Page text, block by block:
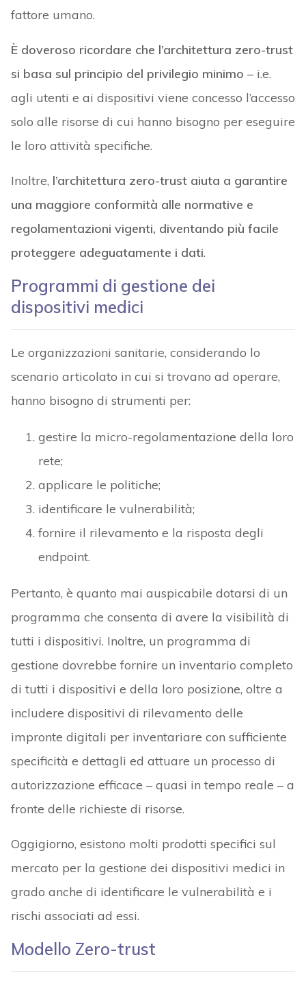
Inoltre, l’architettura zero-trust aiuta a garantire
regolamentazioni vigenti, diventando più facile
proteggere adeguatamente i dati.
Programmi di gestione dei
dispositivi medici
Le organizzazioni sanitarie, considerando lo
scenario articolato in cui si trovano ad operare,
hanno bisogno di strumenti per:
rete;
applicare le politiche;
fornire il rilevamento e la risposta degli
endpoint.
programma che consenta di avere la visibilità di
tutti i dispositivi. Inoltre, un programma di
gestione dovrebbe fornire un inventario completo
di tutti i dispositivi e della loro posizione, oltre a
includere dispositivi di rilevamento delle
impronte digitali per inventariare con sufficiente
specificità e dettagli ed attuare un processo di
autorizzazione efficace – quasi in tempo reale – a
fronte delle richieste di risorse.
Oggigiorno, esistono molti prodotti specifici sul
mercato per la gestione dei dispositivi medici in
grado anche di identificare le vulnerabilità e i
rischi associati ad essi.
Modello Zero-trust
rapporto di CSA – è un principio architettonico
che si fonda su cinque pilastri.
e governance.